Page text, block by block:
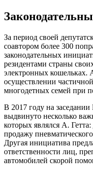
За период своей
соавтором более 300
законодательных
резидентами страны
электронных кошельках.
осуществлении
многодетных семей при
В 2017 году на
выдвинуто несколько
которых являлся А.
продажу
Другая инициатива
ответственности лиц,
автомобилей скорой